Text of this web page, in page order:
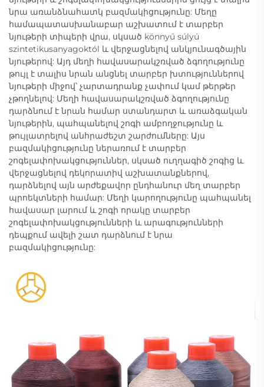
նրա առանձնահատկ բազմակիցությունը: Մեղը
համապատասխանաբար աշխատում է տարբեր
նյութերի տիպերի վրա, սկսած könnyű súlyú
szintetikusanyagoktól և վերջացնելով անկյունագծային
նյութերով: Այդ մեղի հավասարակշռված ձգողությունը
թույլ է տալիս նրան անցնել տարբեր խտություններով
նյութերի միջով՝ չարտադրանք չափում կամ թերթեր
չթողնելով: Մեղի հավասարակշռված ձգողությունը
դարձնում է նրան համար ստանդարտ և առաձգական
նյութերին, պահպանելով շոգի ամբողջությունը և
թույլատրելով անհրաժեշտ շարժումները: Այս
բազմակիցությունը ներառում է տարբեր
շոգելափոխակցություններ, սկսած ուղղագիծ շոգից և
վերջացնելով դեկորատիվ աշխատանքներով,
դարձնելով այն արժեքավոր ընդհանուր մեղ տարբեր
պրոեկտների համար: Մեղի կարողությունը պահպանել
հավասար լարում և շոգի որակը տարբեր
շոգելափոխակցությունների և արագությունների
դեպքում ավելի շատ դարձնում է նրա
բազմակիցությունը: